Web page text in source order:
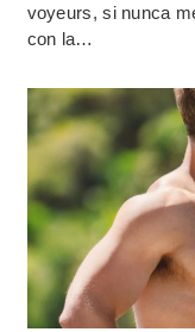
voyeurs, si nunca
con la…